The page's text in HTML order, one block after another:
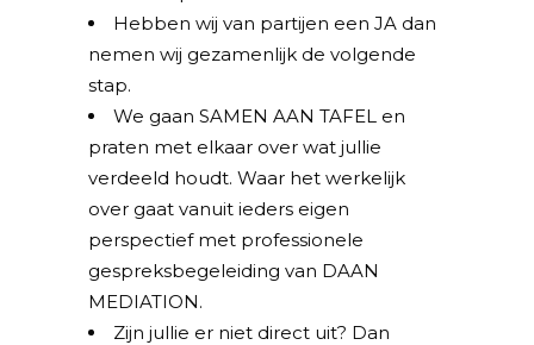
Hebben wij van partijen een JA dan
nemen wij gezamenlijk de volgende
stap.
We gaan SAMEN AAN TAFEL en
praten met elkaar over wat jullie
verdeeld houdt. Waar het werkelijk
over gaat vanuit ieders eigen
perspectief met professionele
gespreksbegeleiding van DAAN
MEDIATION.
Zijn jullie er niet direct uit? Dan